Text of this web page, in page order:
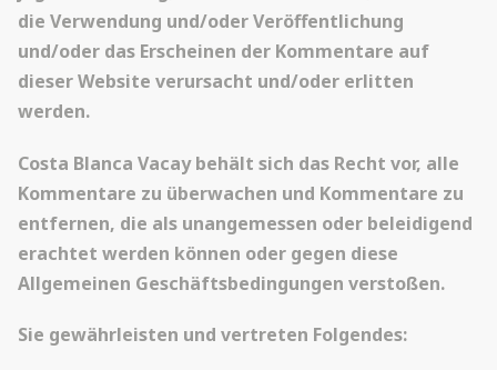
die Verwendung und/oder Veröffentlichung
und/oder das Erscheinen der Kommentare auf
dieser Website verursacht und/oder erlitten
werden.
Costa Blanca Vacay behält sich das Recht vor, alle
Kommentare zu überwachen und Kommentare zu
entfernen, die als unangemessen oder beleidigend
erachtet werden können oder gegen diese
Allgemeinen Geschäftsbedingungen verstoßen.
Sie gewährleisten und vertreten Folgendes: